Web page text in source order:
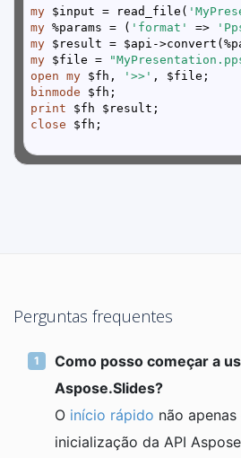
my $input = read_file(
my %params = ( 'format' =>
my
my $file =
open my $fh, '>>'
binmode
print
close
Perguntas frequentes
Como posso começar a
Aspose.Slides?
O início rápido não
inicialização da API